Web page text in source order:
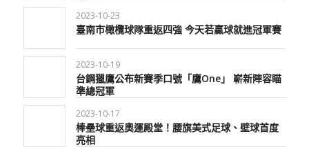
2023-10-23
臺南市橄欖球隊重返四強 今天若贏球就進冠軍賽
2023-10-19
台鋼獵鷹公布新賽季口號「鷹One」 嶄新陣容瞄
準總冠軍
2023-10-17
棒壘球重返奧運殿堂！腰旗美式足球、壁球首度
亮相